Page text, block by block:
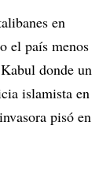
en
el país menos
donde un
islamista en
pisó en